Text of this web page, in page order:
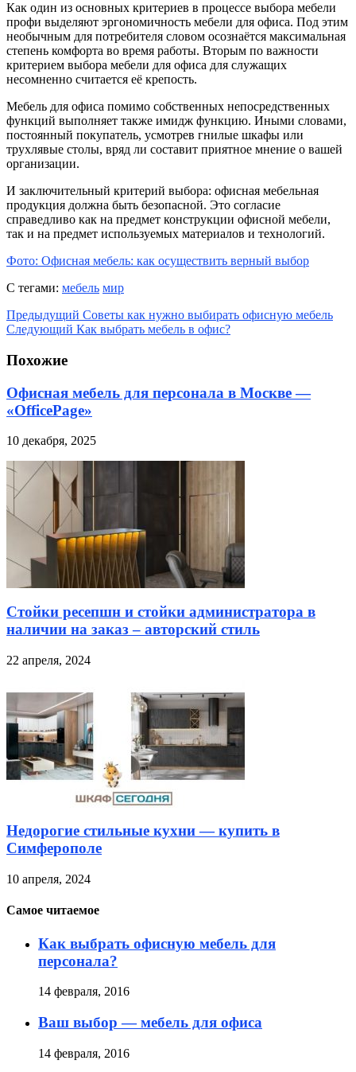
Как один из основных критериев в процессе выбора мебели
профи выделяют эргономичность мебели для офиса. Под этим
необычным для потребителя словом осознаётся максимальная
степень комфорта во время работы. Вторым по важности
критерием выбора мебели для офиса для служащих
несомненно считается её крепость.
Мебель для офиса помимо собственных непосредственных
функций выполняет также имидж функцию. Иными словами,
постоянный покупатель, усмотрев гнилые шкафы или
трухлявые столы, вряд ли составит приятное мнение о вашей
организации.
И заключительный критерий выбора: офисная мебельная
продукция должна быть безопасной. Это согласие
справедливо как на предмет конструкции офисной мебели,
так и на предмет используемых материалов и технологий.
Фото: Офисная мебель: как осуществить верный выбор
С тегами: мебель мир
Предыдущий Советы как нужно выбирать офисную мебель
Следующий Как выбрать мебель в офис?
Похожие
Офисная мебель для персонала в Москве —
«OfficePage»
10 декабря, 2025
Стойки ресепшн и стойки администратора в
наличии на заказ – авторский стиль
22 апреля, 2024
Недорогие стильные кухни — купить в
Симферополе
10 апреля, 2024
Самое читаемое
Как выбрать офисную мебель для
персонала?
14 февраля, 2016
Ваш выбор — мебель для офиса
14 февраля, 2016